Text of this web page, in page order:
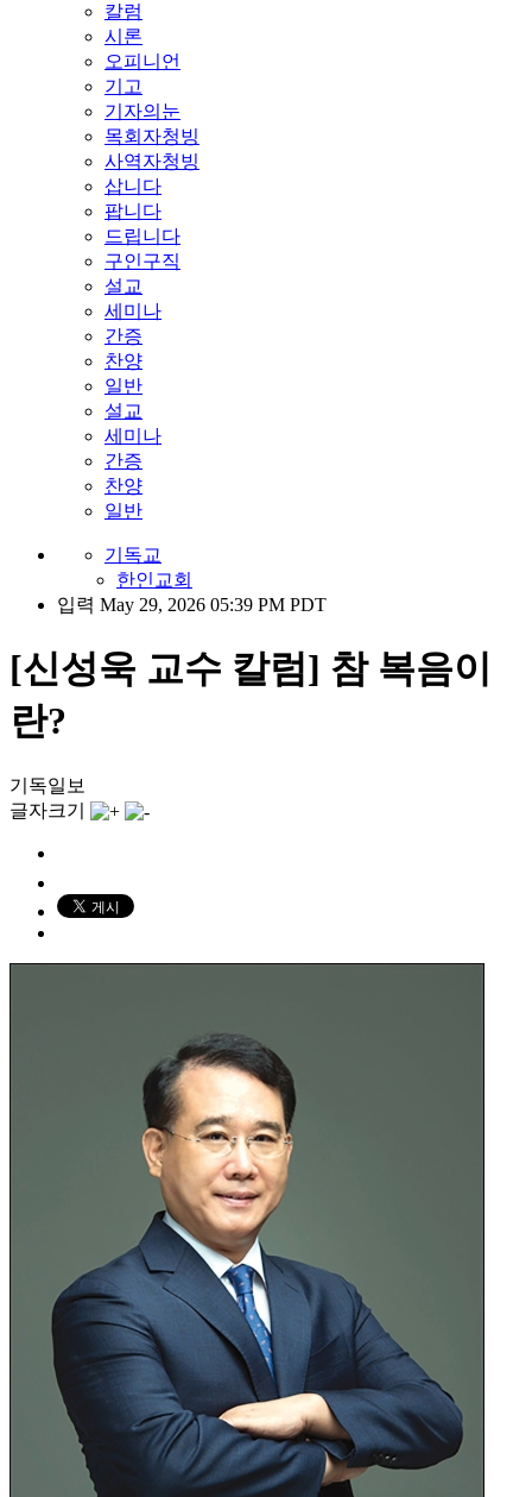
칼럼
시론
오피니언
기고
기자의눈
목회자청빙
사역자청빙
삽니다
팝니다
드립니다
구인구직
설교
세미나
간증
찬양
일반
설교
세미나
간증
찬양
일반
기독교
한인교회
입력 May 29, 2026 05:39 PM PDT
[신성욱 교수 칼럼] 참 복음이
란?
기독일보
글자크기